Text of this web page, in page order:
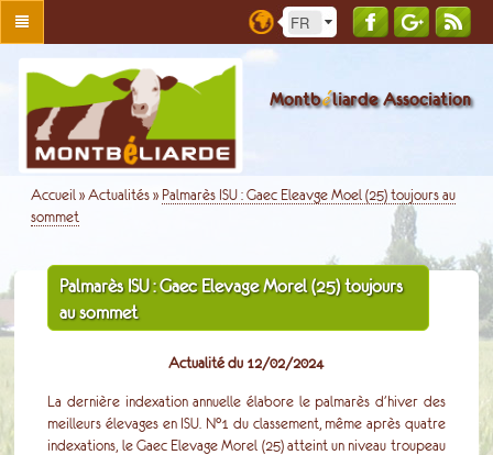
Montbéliarde Association
Accueil »Actualités » Palmarès ISU : Gaec Eleavge Moel (25) toujours au
sommet
Palmarès ISU : Gaec Elevage Morel (25) toujours
au sommet
Actualité du 12/02/2024
La dernière indexation annuelle élabore le palmarès d'hiver des
meilleurs élevages en ISU. N°1 du classement, même après quatre
indexations, le Gaec Elevage Morel (25) atteint un niveau troupeau